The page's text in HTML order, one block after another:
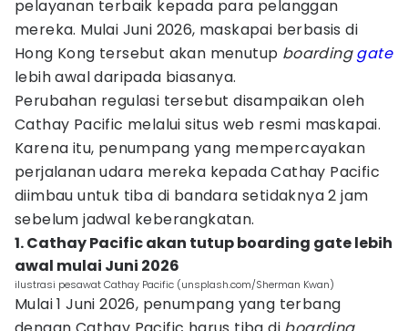
pelayanan terbaik kepada para pelanggan
mereka. Mulai Juni 2026, maskapai berbasis di
Hong Kong tersebut akan menutup boardinggate
lebih awal daripada biasanya.
Perubahan regulasi tersebut disampaikan oleh
Cathay Pacific melalui situs web resmi maskapai.
Karena itu, penumpang yang mempercayakan
perjalanan udara mereka kepada Cathay Pacific
diimbau untuk tiba di bandara setidaknya 2 jam
sebelum jadwal keberangkatan.
1. Cathay Pacific akan tutup boarding gate lebih
awal mulai Juni 2026
ilustrasi pesawat Cathay Pacific (unsplash.com/Sherman Kwan)
Mulai 1 Juni 2026, penumpang yang terbang